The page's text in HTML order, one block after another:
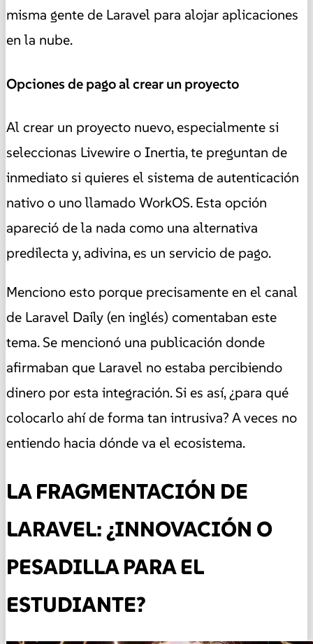
misma gente de Laravel para alojar aplicaciones
en la nube.
Opciones de pago al crear un proyecto
Al crear un proyecto nuevo, especialmente si
seleccionas Livewire o Inertia, te preguntan de
inmediato si quieres el sistema de autenticación
nativo o uno llamado WorkOS. Esta opción
apareció de la nada como una alternativa
predilecta y, adivina, es un servicio de pago.
Menciono esto porque precisamente en el canal
de Laravel Daily (en inglés) comentaban este
tema. Se mencionó una publicación donde
afirmaban que Laravel no estaba percibiendo
dinero por esta integración. Si es así, ¿para qué
colocarlo ahí de forma tan intrusiva? A veces no
entiendo hacia dónde va el ecosistema.
LA FRAGMENTACIÓN DE
LARAVEL: ¿INNOVACIÓN O
PESADILLA PARA EL
ESTUDIANTE?